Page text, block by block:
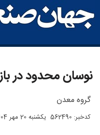
نوسان محدود در
گروه معدن
کدخبر: 562490 یکشنبه 20 مهر 1404